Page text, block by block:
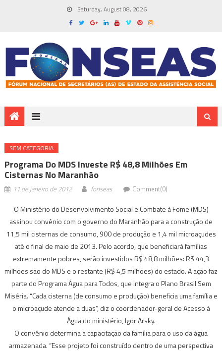
Saturday, August 08, 2026
SEM CATEGORIA
Programa Do MDS Investe R$ 48,8 Milhões Em
Cisternas No Maranhão
11 de janeiro de 2012 fonseas Comment(0)
O Ministério do Desenvolvimento Social e Combate à Fome (MDS)
assinou convênio com o governo do Maranhão para a construção de
11,5 mil cisternas de consumo, 900 de produção e 1,4 mil microaçudes
até o final de maio de 2013. Pelo acordo, que beneficiará famílias
extremamente pobres, serão investidos R$ 48,8 milhões: R$ 44,3
milhões são do MDS e o restante (R$ 4,5 milhões) do estado. A ação faz
parte do Programa Água para Todos, que integra o Plano Brasil Sem
Miséria. “Cada cisterna (de consumo e produção) beneficia uma família e
o microaçude atende a duas”, diz o coordenador-geral de Acesso à
Água do ministério, Igor Arsky.
O convênio determina a capacitação da família para o uso da água
armazenada. “Esse projeto foi construído dentro de uma perspectiva